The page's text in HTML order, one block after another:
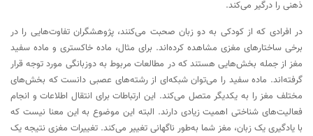
ذهنی را درگیر می‌کند.
در افرادی که از کودکی به دو زبان صحبت می‌کنند، پژوهشگران تفاوت‌هایی را در
برخی ساختارهای مغزی مشاهده کرده‌اند. برای مثال، ماده خاکستری و ماده سفید
مغز از جمله بخش‌هایی هستند که در مطالعات مربوط به دوزبانگی مورد توجه قرار
گرفته‌اند. ماده سفید را می‌توان شبکه‌ای از رشته‌های عصبی دانست که بخش‌های
مختلف مغز را به یکدیگر متصل می‌کند. این ارتباطات برای انتقال اطلاعات و انجام
فعالیت‌های شناختی اهمیت زیادی دارند. البته این موضوع به این معنا نیست که
با یادگیری یک زبان، مغز شما به‌طور ناگهانی تغییر می‌کند. تغییرات مغزی نتیجه یک